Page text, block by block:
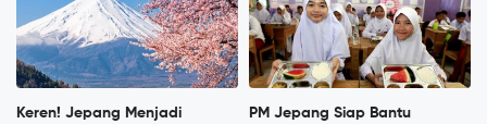
Keren! Jepang Menjadi
PM Jepang Siap Bantu